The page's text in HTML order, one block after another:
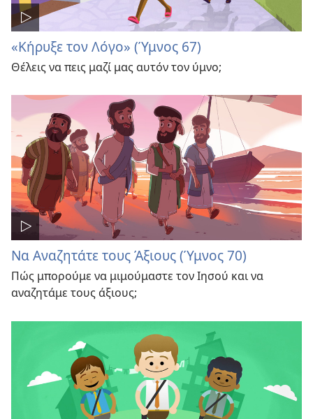
«Κήρυξε τον Λόγο» (Ύμνος 67)
Θέλεις να πεις μαζί μας αυτόν τον ύμνο;
Να Αναζητάτε τους Άξιους (Ύμνος 70)
Πώς μπορούμε να μιμούμαστε τον Ιησού και να
αναζητάμε τους άξιους;